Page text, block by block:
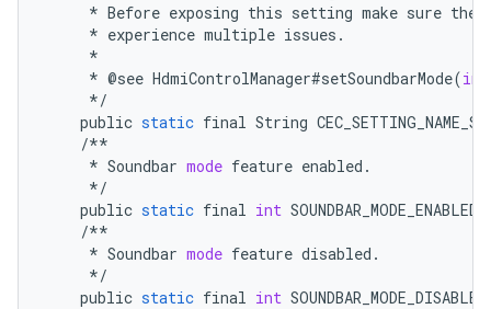
* Before exposing this setting make sure the
* experience multiple issues .
*
* @see HdmiControlManager#setSoundbarMode(int
*/
public static final String
/**
* Soundbar mode feature enabled .
*/
public static final int SOUNDBAR_MODE_ENABLED
/**
* Soundbar mode feature disabled .
*/
public static final int SOUNDBAR_MODE_DISABLED